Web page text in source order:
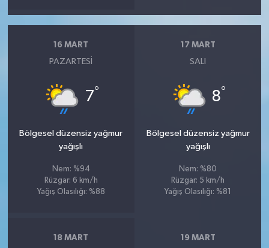
16 MART
PAZARTESI
7°
Bölgesel düzensiz yağmur
yağışlı
Nem: %94
Rüzgar: 6 km/h
Yağış Olasılığı: %88
17 MART
SALI
8°
Bölgesel düzensiz yağmur
yağışlı
Nem: %80
Rüzgar: 5 km/h
Yağış Olasılığı: %81
18 MART 19 MART